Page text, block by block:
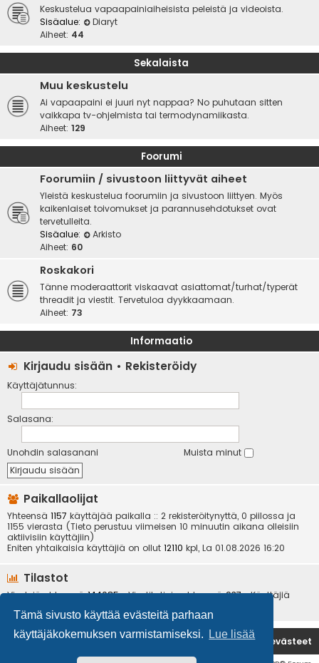
Tämä sivusto käyttää evästeitä parhaan
käyttäjäkokemuksen varmistamiseksi.
Lue lisää
Keskustelua vapaapainiaiheisista peleistä ja videoista.
Sisäalue:
Diaryt
Aiheet: 44
Sekalaista
Muu keskustelu
Ai vapaapaini ei juuri nyt nappaa? No puhutaan sitten
vaikkapa tv-ohjelmista tai termodynamiikasta.
Aiheet: 129
Foorumi
Foorumiin / sivustoon liittyvät aiheet
Yleistä keskustelua foorumiin ja sivustoon liittyen. Myös
kaikenlaiset toivomukset ja parannusehdotukset ovat
tervetulleita.
Sisäalue:
Arkisto
Aiheet: 60
Roskakori
Tänne moderaattorit viskaavat asiattomat/turhat/typerät
threadit ja viestit. Tervetuloa dyykkaamaan.
Aiheet: 73
Informaatio
Kirjaudu sisään • Rekisteröidy
Käyttäjätunnus:
Salasana:
Unohdin salasanani Muista minut
Paikallaolijat
Yhteensä 1157 käyttäjää paikalla :: 2 rekisteröitynyttä, 0 piilossa ja
1155 vierasta (Tieto perustuu viimeisen 10 minuutin aikana olleisiin
aktiivisiin käyttäjiin)
Eniten yhtaikaisia käyttäjiä on ollut 12110 kpl, La 01.08.2026 16:20
Tilastot
Viestejä yhteensä144085• Viestiketjuja yhteensä937• Käyttäjiä
Etusivu Poista evästeet